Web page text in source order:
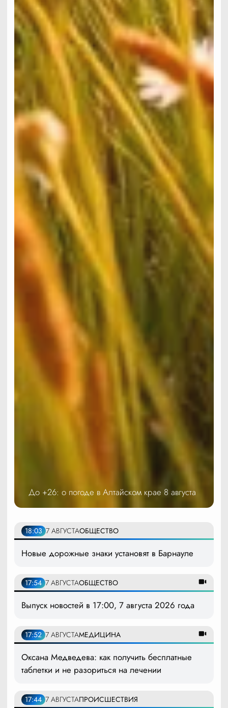
До +26: о погоде в Алтайском крае 8 августа
18:03 7 АВГУСТАОБЩЕСТВО
Новые дорожные знаки установят в Барнауле
17:54 7 АВГУСТАОБЩЕСТВО
Выпуск новостей в 17:00, 7 августа 2026 года
17:52 7 АВГУСТАМЕДИЦИНА
Оксана Медведева: как получить бесплатные
таблетки и не разориться на лечении
17:44 7 АВГУСТАПРОИСШЕСТВИЯ